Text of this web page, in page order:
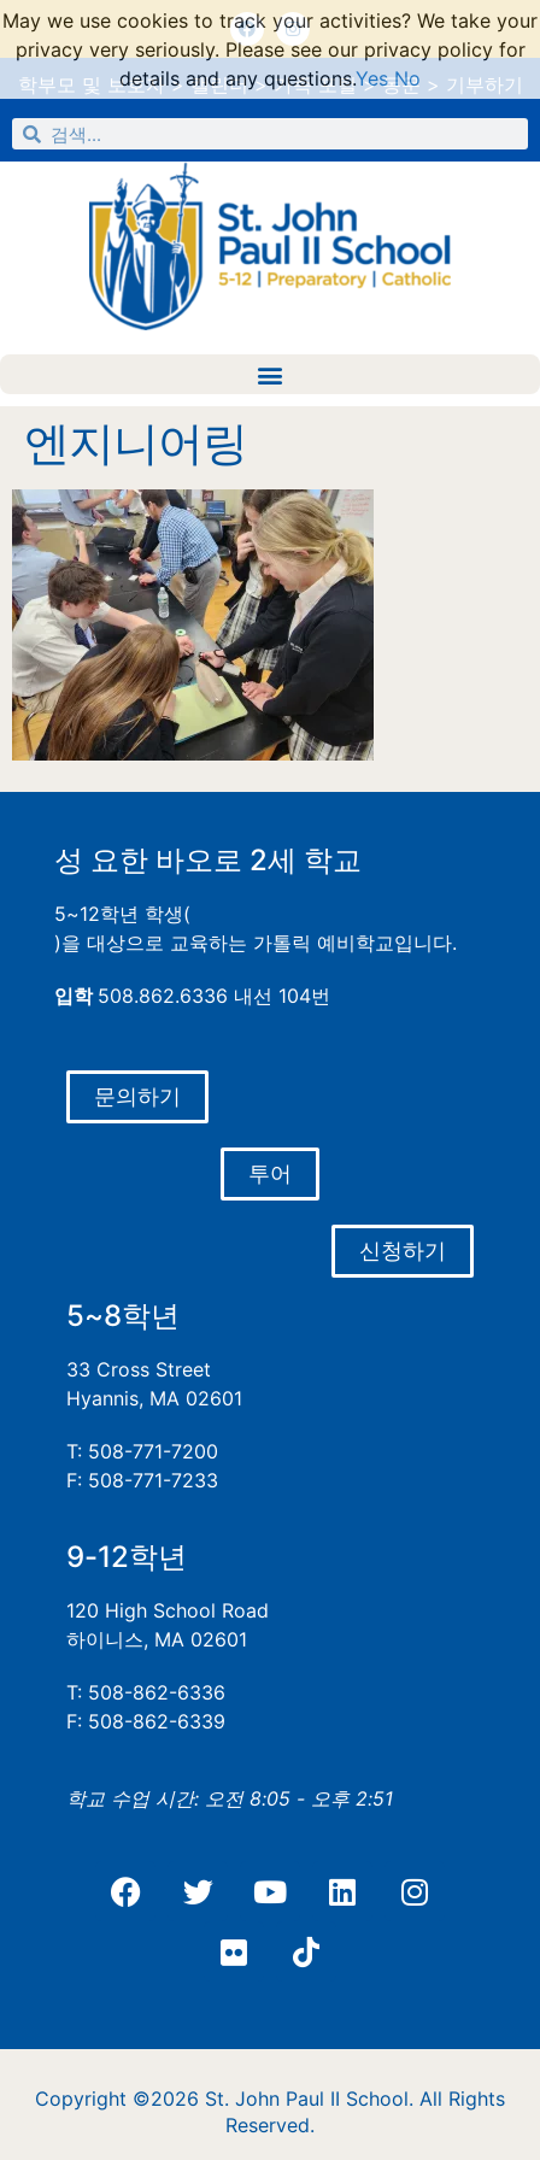
학부모 및 보호자>캘린더>가족 포털>동문 > 기부하기
엔지니어링
성 요한 바오로 2세 학교
5~12학년 학생(
)을 대상으로 교육하는 가톨릭 예비학교입니다.
입학 508.862.6336 내선 104번
문의하기
투어
신청하기
5~8학년
33 Cross Street
Hyannis, MA 02601
T: 508-771-7200
F: 508-771-7233
9-12학년
120 High School Road
하이니스, MA 02601
T: 508-862-6336
F: 508-862-6339
학교 수업 시간: 오전 8:05 - 오후 2:51
Copyright ©2026 St. John Paul II School. All Rights
Reserved.
May we use cookies to track your activities? We take your
privacy very seriously. Please see our privacy policy for
details and any questions.Yes No